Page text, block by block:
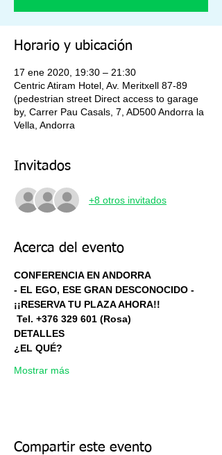
Horario y ubicación
17 ene 2020, 19:30 – 21:30
Centric Atiram Hotel, Av. Meritxell 87-89
(pedestrian street Direct access to garage
by, Carrer Pau Casals, 7, AD500 Andorra la
Vella, Andorra
Invitados
+8 otros invitados
Acerca del evento
CONFERENCIA EN ANDORRA
- EL EGO, ESE GRAN DESCONOCIDO -
¡¡RESERVA TU PLAZA AHORA!!
Tel. +376 329 601 (Rosa)
DETALLES
¿EL QUÉ?
Mostrar más
Compartir este evento